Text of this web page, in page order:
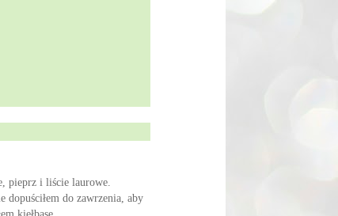
pieprz i liście laurowe.
dopuściłem do zawrzenia, aby